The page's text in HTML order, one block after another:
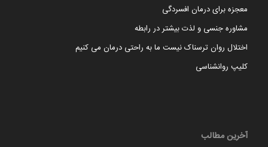
معجزه برای درمان افسردگی
مشاوره جنسی و لذت بیشتر در رابطه
اختلال روان ترسناک نیست ما به راحتی درمان می کنیم
کلیپ روانشناسی
آخرین مطالب